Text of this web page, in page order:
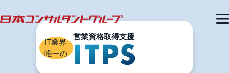
IT業界
唯一の